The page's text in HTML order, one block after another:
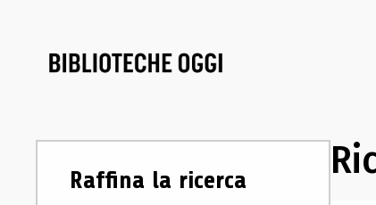
Raffina la ricerca